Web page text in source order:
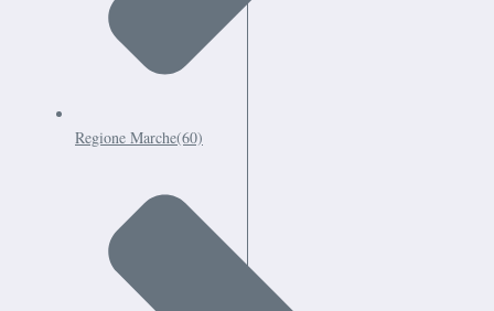
Regione Marche(60)